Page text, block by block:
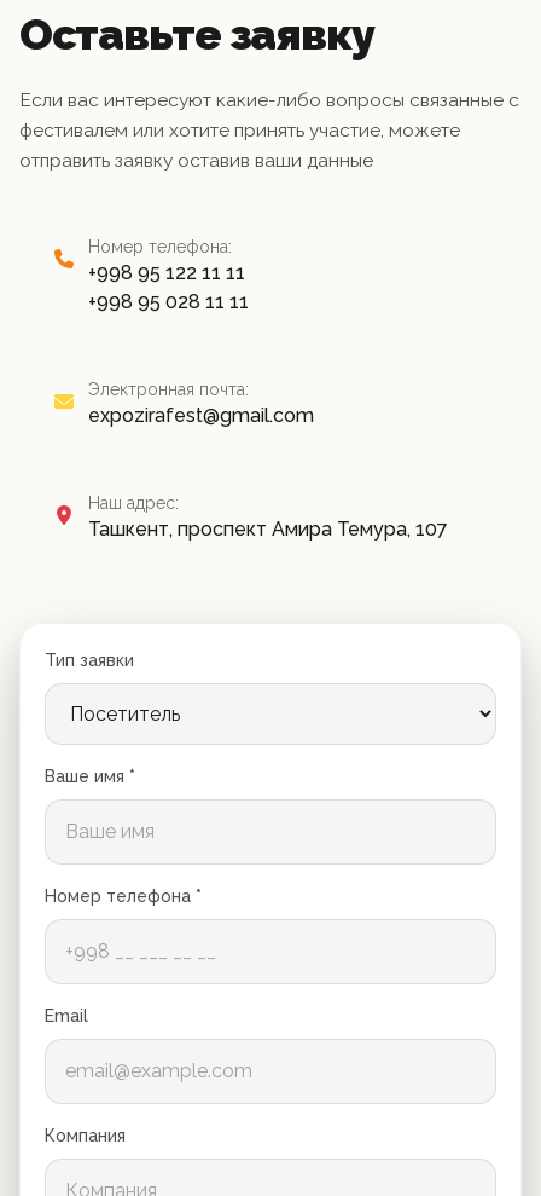
Оставьте заявку
Если вас интересуют какие-либо вопросы связанные с
фестивалем или хотите принять участие, можете
отправить заявку оставив ваши данные
Номер телефона:
+998 95 122 11 11
+998 95 028 11 11
Электронная почта:
expozirafest@gmail.com
Наш адрес:
Ташкент, проспект Амира Темура, 107
Тип заявки
Ваше имя *
Номер телефона *
Email
Компания